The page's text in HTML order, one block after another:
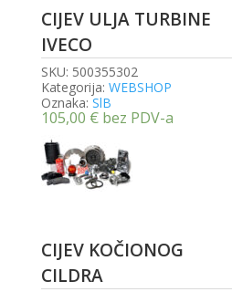
CIJEV ULJA TURBINE
IVECO
SKU: 500355302
Kategorija: WEBSHOP
Oznaka: SlB
105,00 € bez PDV-a
CIJEV KOČIONOG
CILDRA